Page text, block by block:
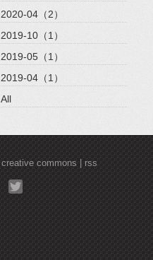
2020-04（2）
2019-10（1）
2019-05（1）
2019-04（1）
All
creative commons rss